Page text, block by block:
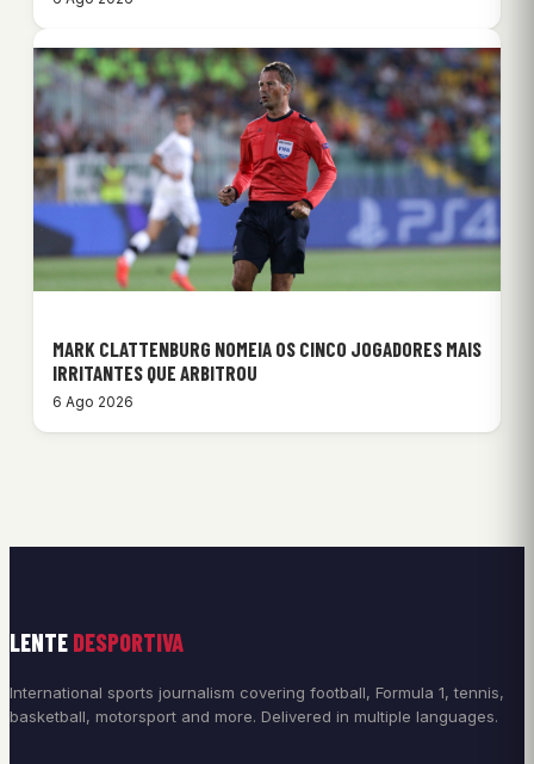
MARK CLATTENBURG NOMEIA OS CINCO JOGADORES MAIS
IRRITANTES QUE ARBITROU
6 Ago 2026
LENTE DESPORTIVA
International sports journalism covering football, Formula 1, tennis,
basketball, motorsport and more. Delivered in multiple languages.